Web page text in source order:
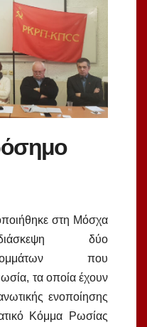
στη Μόσχα
δύο
που
τα οποία έχουν
ενοποίησης
Κόμμα Ρωσίας